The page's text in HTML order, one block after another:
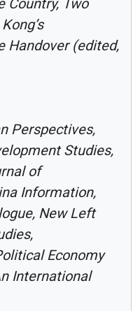
Country, Two
Handover (edited,
Perspectives,
Studies,
of
Information,
New Left
Economy
International